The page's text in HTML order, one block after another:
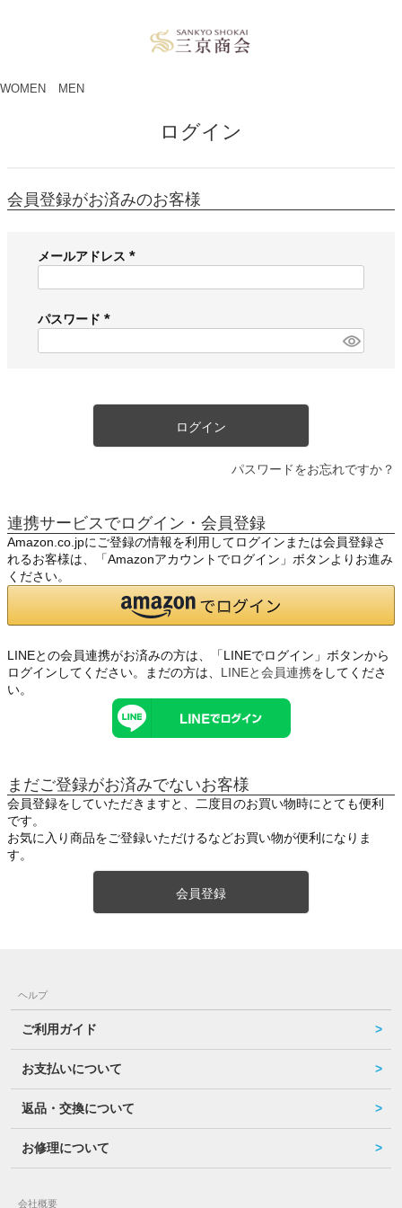
WOMEN MEN
ログイン
会員登録がお済みのお客様
メールアドレス
必
)
パスワード
必
ログイン
パスワードをお忘れですか？
連携サービスでログイン・会員登録
Amazon.co.jpにご登録の情報を利用してログインまたは会員登録さ
れるお客様は、「Amazonアカウントでログイン」ボタンよりお進み
ください。
LINEとの会員連携がお済みの方は、「LINEでログイン」ボタンから
ログインしてください。まだの方は、 LINEと会員連携をしてくださ
い。
まだご登録がお済みでないお客様
会員登録をしていただきますと、二度目のお買い物時にとても便利
です。
お気に入り商品をご登録いただけるなどお買い物が便利になりま
す。
会員登録
ヘルプ
ご利用ガイド
お支払いについて
返品・交換について
お修理について
会社概要